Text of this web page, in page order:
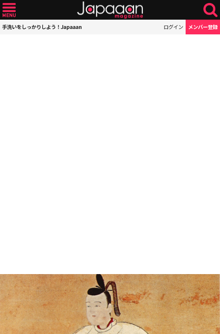
手洗いをしっかりしよう！Japaaan ログイン メンバー登録